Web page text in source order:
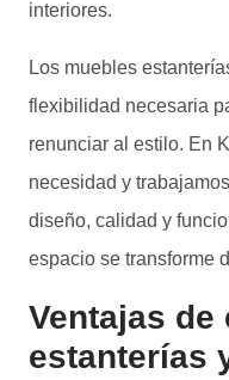
interiores.
Los muebles
flexibilidad necesaria
renunciar al estilo. En
necesidad y
diseño, calidad y
espacio se transforme
Ventajas de
estanterías